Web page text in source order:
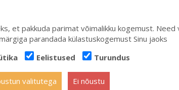
õhtu pakett
pruutpaarile
ja esinejad üritustele
Tasemete
E-poe tingimused
Parkimise info
KKK
et pakkuda parimat võimalikku kogemust. Need
parandada külastuskogemust Sinu jaoks
Eelistused Turundus
valitutega Ei nõustu